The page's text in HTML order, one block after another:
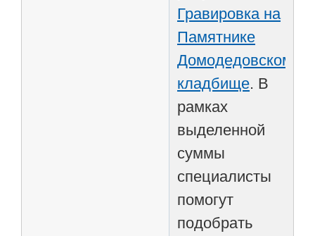
Гравировка на
Памятнике
Домодедовском
кладбище. В
рамках
выделенной
суммы
специалисты
помогут
подобрать